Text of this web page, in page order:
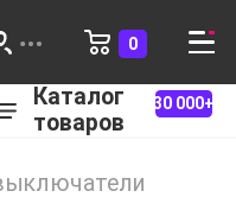
0
Каталог
товаров
30 000+